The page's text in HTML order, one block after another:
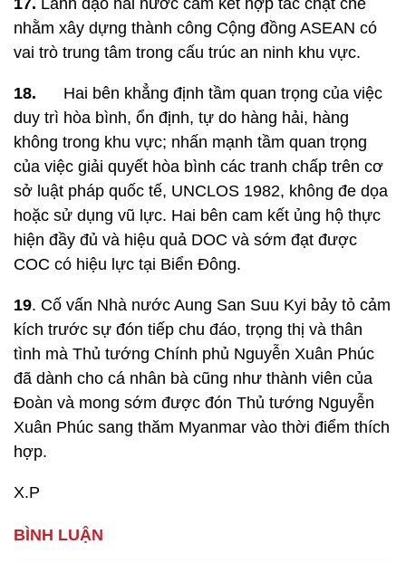
17. Lãnh đạo hai nước cam kết hợp tác chặt chẽ
nhằm xây dựng thành công Cộng đồng ASEAN có
vai trò trung tâm trong cấu trúc an ninh khu vực.
18. Hai bên khẳng định tầm quan trọng của việc
duy trì hòa bình, ổn định, tự do hàng hải, hàng
không trong khu vực; nhấn mạnh tầm quan trọng
của việc giải quyết hòa bình các tranh chấp trên cơ
sở luật pháp quốc tế, UNCLOS 1982, không đe dọa
hoặc sử dụng vũ lực. Hai bên cam kết ủng hộ thực
hiện đầy đủ và hiệu quả DOC và sớm đạt được
COC có hiệu lực tại Biển Đông.
19. Cố vấn Nhà nước Aung San Suu Kyi bảy tỏ cảm
kích trước sự đón tiếp chu đáo, trọng thị và thân
tình mà Thủ tướng Chính phủ Nguyễn Xuân Phúc
đã dành cho cá nhân bà cũng như thành viên của
Đoàn và mong sớm được đón Thủ tướng Nguyễn
Xuân Phúc sang thăm Myanmar vào thời điểm thích
hợp.
X.P